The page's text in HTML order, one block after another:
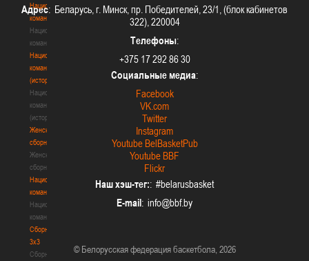
Национальная
команда
Национальная
команда
Национальная
команда
(история)
Национальная
команда
(история)
Женские
сборные
Женские
сборные
Национальная
команда
Национальная
команда
Сборные
3х3
Сборные
Адрес: Беларусь, г. Минск, пр. Победителей, 23/1, (блок кабинетов
322), 220004
Телефоны:
+375 17 292 86 30
Социальные медиа:
Facebook
VK.com
Twitter
Instagram
Youtube BelBasketPub
Youtube BBF
Flickr
Наш хэш-тег:: #belarusbasket
E-mail:
© Белорусская федерация баскетбола, 2026